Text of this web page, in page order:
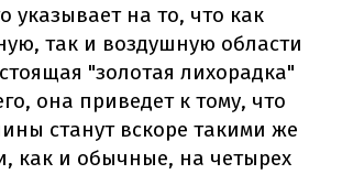
указывает на то, что как
так и воздушную области
"золотая лихорадка"
она приведет к тому, что
станут вскоре такими же
как и обычные, на четырех